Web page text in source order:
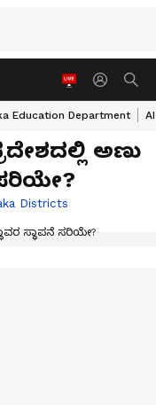
Education Department
ಅಣು
Districts